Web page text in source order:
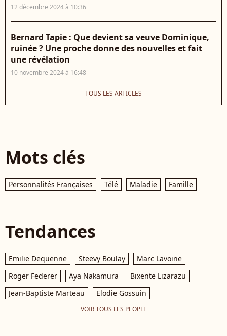
12 décembre 2024 à 10:36
Bernard Tapie : Que devient sa veuve Dominique,
ruinée ? Une proche donne des nouvelles et fait
une révélation
10 novembre 2024 à 16:48
TOUS LES ARTICLES
Mots clés
Personnalités Françaises Télé Maladie Famille
Tendances
Emilie Dequenne Steevy Boulay
Marc Lavoine
Roger Federer
Aya Nakamura
Bixente Lizarazu
Jean-Baptiste Marteau
Elodie Gossuin
VOIR TOUS LES PEOPLE